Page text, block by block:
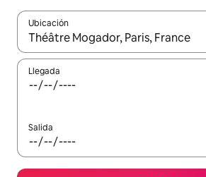
Ubicación
Cuando los resultados estén
Llegada
Salida